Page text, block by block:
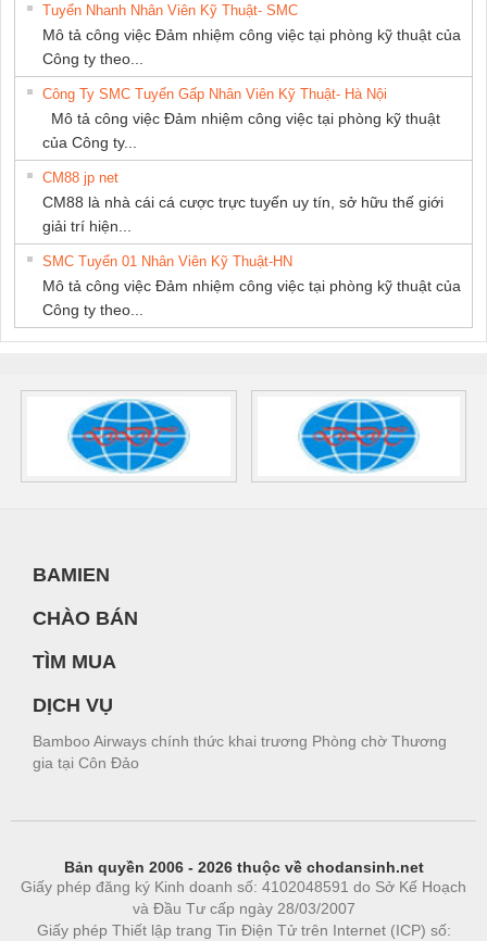
Tuyển Nhanh Nhân Viên Kỹ Thuật- SMC
Mô tả công việc Đảm nhiệm công việc tại phòng kỹ thuật của
Công ty theo...
Công Ty SMC Tuyển Gấp Nhân Viên Kỹ Thuật- Hà Nội
Mô tả công việc Đảm nhiệm công việc tại phòng kỹ thuật
của Công ty...
CM88 jp net
CM88 là nhà cái cá cược trực tuyến uy tín, sở hữu thế giới
giải trí hiện...
SMC Tuyển 01 Nhân Viên Kỹ Thuật-HN
Mô tả công việc Đảm nhiệm công việc tại phòng kỹ thuật của
Công ty theo...
BAMIEN
CHÀO BÁN
TÌM MUA
DỊCH VỤ
Bamboo Airways chính thức khai trương Phòng chờ Thương
gia tại Côn Đảo
Bản quyền 2006 - 2026 thuộc về chodansinh.net
Giấy phép đăng ký Kinh doanh số: 4102048591 do Sở Kế Hoạch
và Đầu Tư cấp ngày 28/03/2007
Giấy phép Thiết lập trang Tin Điện Tử trên Internet (ICP) số: